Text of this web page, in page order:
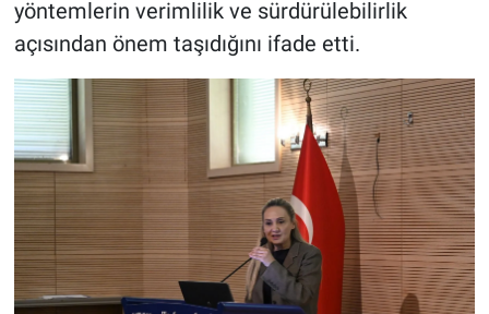
yöntemlerin verimlilik ve sürdürülebilirlik
açısından önem taşıdığını ifade etti.